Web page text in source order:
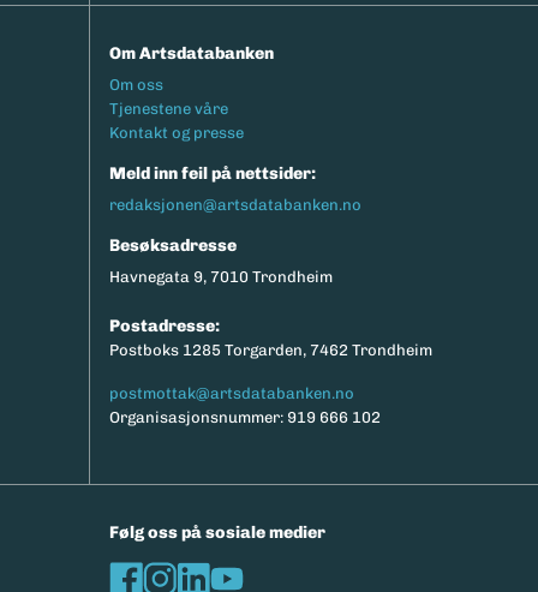
Om Artsdatabanken
Footermeny
Om oss
Tjenestene våre
Kontakt og presse
Meld inn feil på nettsider:
redaksjonen@artsdatabanken.no
Besøksadresse
Havnegata 9, 7010 Trondheim
Postadresse:
Postboks 1285 Torgarden, 7462 Trondheim
postmottak@artsdatabanken.no
Organisasjonsnummer: 919 666 102
Følg oss på sosiale medier